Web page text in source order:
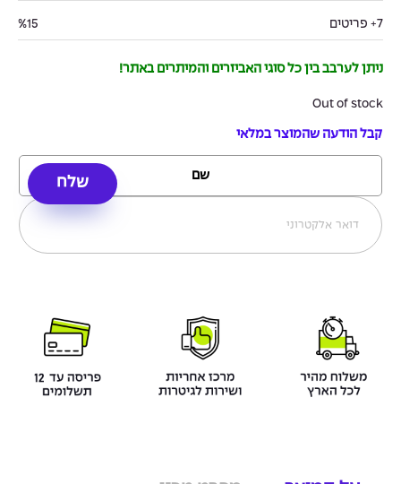
7+ פריטים %15
ניתן לערבב בין כל סוגי האביזרים והמיתרים באתר!
Out of stock
קבל הודעה שהמוצר במלאי